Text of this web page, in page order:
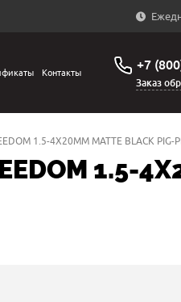
Контакты +7
Заказ
1.5-4X20MM MATTE BLACK PIG-
1.5-